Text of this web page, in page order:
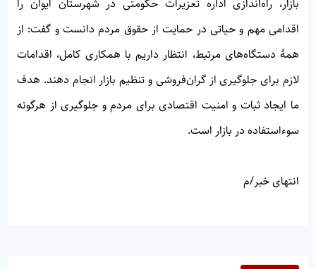
بازار، راه‌اندازی اداره تعزیرات حکومتی در شهرستان ایوان را
اقدامی مهم و حیاتی در حمایت از حقوق مردم دانست و گفت: از
همهٔ دستگاه‌های مرتبط، انتظار داریم با همکاری کامل، اقدامات
لازم برای جلوگیری از گران‌فروشی و تنظیم بازار انجام دهند. هدف
ما ایجاد ثبات و امنیت اقتصادی برای مردم و جلوگیری از هرگونه
سوءاستفاده در بازار است.
انتهای خبر/م